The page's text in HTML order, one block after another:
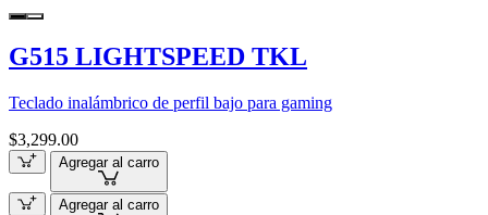
G515 LIGHTSPEED TKL
Teclado inalámbrico de perfil bajo para gaming
$3,299.00
Agregar al carro
Agregar al carro